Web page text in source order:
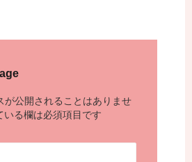
が公開されることはありませ
いる欄は必須項目です